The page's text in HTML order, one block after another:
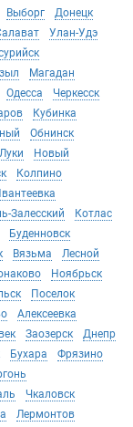
Выборг
Донецк
Улан-Удэ
Магадан
Одесса
Черкесск
Кубинка
Обнинск
Новый
Колпино
Залесский
Котлас
Буденновск
Вязьма
Лесной
Ноябрьск
Поселок
Алексеевка
Заозерск
Днепр
Бухара
Фрязино
Чкаловск
Лермонтов